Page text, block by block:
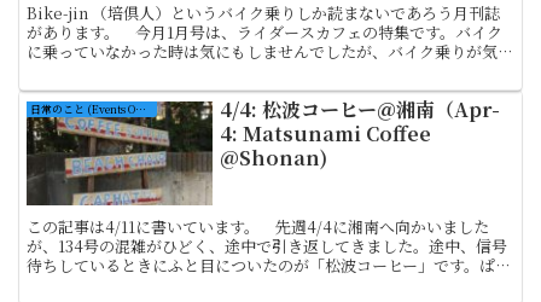
Bike-jin （培倶人）というバイク乗りしか読まないであろう月刊誌
があります。 今月1月号は、ライダースカフェの特集です。バイク
に乗っていなかった時は気にもしませんでしたが、バイク乗りが気軽
日常のこと (Events On Ordinary Days)
4/4: 松波コーヒー＠湘南（Apr-
4: Matsunami Coffee
@Shonan)
この記事は4/11に書いています。 先週4/4に湘南へ向かいました
が、134号の混雑がひどく、途中で引き返してきました。途中、信号
待ちしているときにふと目についたのが「松波コーヒー」です。ぱっ